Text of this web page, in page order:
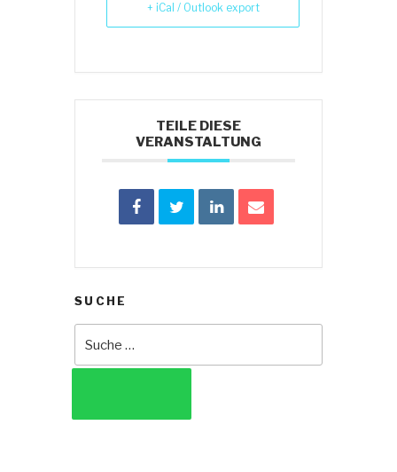
+ iCal / Outlook export
TEILE DIESE
VERANSTALTUNG
SUCHE